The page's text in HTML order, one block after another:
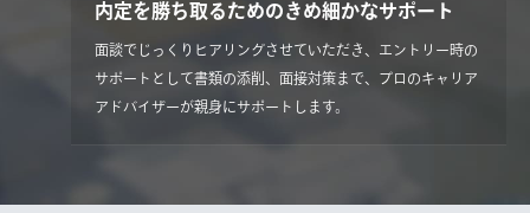
内定を勝ち取るためのきめ細かなサポート
面談でじっくりヒアリングさせていただき、エントリー時の
サポートとして書類の添削、面接対策まで、プロのキャリア
アドバイザーが親身にサポートします。